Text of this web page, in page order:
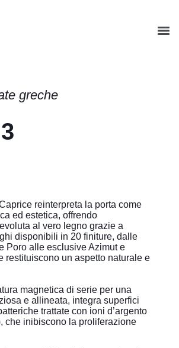
greche
reinterpreta la porta come
ed estetica, offrendo
al vero legno grazie a
disponibili in 20 finiture, dalle
Poro alle esclusive Azimut e
restituiscono un aspetto naturale e
magnetica di serie per una
e allineata, integra superfici
trattate con ioni d’argento
che inibiscono la proliferazione